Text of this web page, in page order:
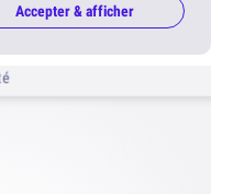
Accepter & afficher